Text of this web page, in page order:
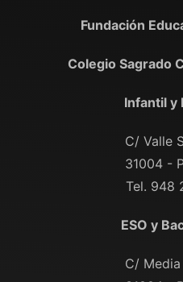
Fundación
Colegio Sagrado
Infantil y
C/ Valle
31004 -
Tel. 948
ESO y
C/